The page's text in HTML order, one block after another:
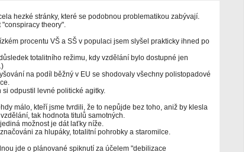
hezké stránky, které se podobnou problematikou zabývají.
"conspiracy theory".
procentu VŠ a SŠ v populaci jsem slyšel prakticky ihned po
totalitního režimu, kdy vzdělání bylo dostupné jen
na podíl běžný v EU se shodovaly všechny polistopadové
si odpustil levné politické agitky.
málo, kteří jsme tvrdili, že to nepůjde bez toho, aniž by klesla
tak hodnota titulů samotných.
možnost je dát laťky níže.
za hlupáky, totalitní pohrobky a staromilce.
jde o plánované spiknutí za účelem "debilizace